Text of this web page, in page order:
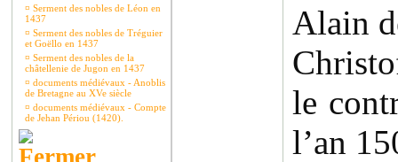
¤ Serment des nobles de Léon en
1437
¤ Serment des nobles de Tréguier
et Goëllo en 1437
¤ Serment des nobles de la
châtellenie de Jugon en 1437
¤ documents médiévaux - Anoblis
de Bretagne au XVe siècle
¤ documents médiévaux - Compte
de Jehan Périou (1420).
Alain
le
l’an